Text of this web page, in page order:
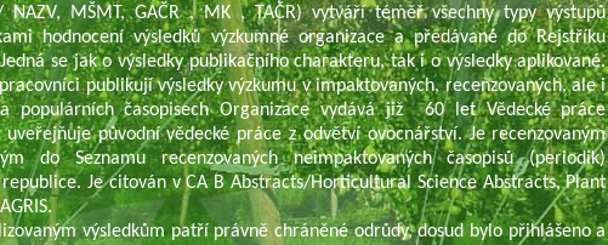
NAZV, MŠMT, GAČR , MK , TAČR) vytváří téměř všechny typy výstupů
hodnocení výsledků výzkumné organizace a předávané do Rejstříku
se jak o výsledky publikačního charakteru, tak i o výsledky aplikované.
publikují výsledky výzkumu v impaktovaných, recenzovaných, ale i
populárních časopisech Organizace vydává již 60 let Vědecké práce
uveřejňuje původní vědecké práce z odvětví ovocnářství. Je recenzovaným
do Seznamu recenzovaných neimpaktovaných časopisů (periodik)
republice. Je citován v CA B Abstracts/Horticultural Science Abstracts, Plant
výsledkům patří právně chráněné odrůdy, dosud bylo přihlášeno a